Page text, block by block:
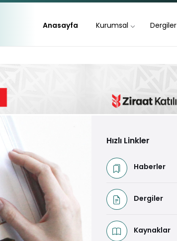
Anasayfa Kurumsal Dergiler
Hızlı Linkler
Haberler
Dergiler
Kaynaklar